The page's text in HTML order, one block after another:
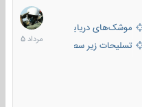
موشک‌های دریایی
تسلیحات زیر سطحی
2
مرداد
1405